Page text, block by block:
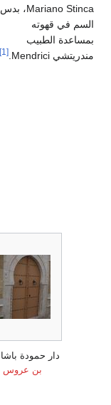
Mariano Stinca، بدس
السم في قهوته
بمساعدة الطبيب
مندريتشي Mendrici
.
[1]
دار حمودة باشا
بن عروس